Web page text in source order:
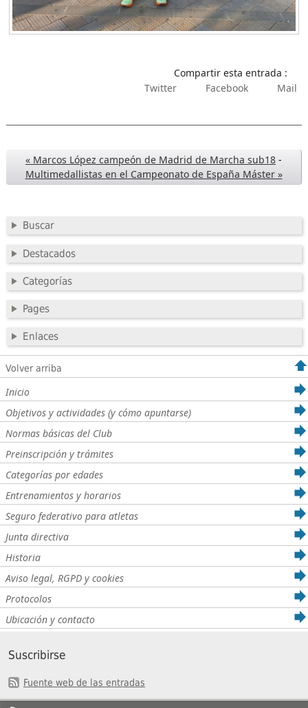
Compartir esta entrada :
Twitter
Facebook Mail
« Marcos López campeón de Madrid de Marcha sub18 -
Multimedallistas en el Campeonato de España Máster »
Buscar
Destacados
Categorías
Pages
Enlaces
Volver arriba
Inicio
Objetivos y actividades (y cómo apuntarse)
Normas básicas del Club
Preinscripción y trámites
Categorías por edades
Entrenamientos y horarios
Seguro federativo para atletas
Junta directiva
Historia
Aviso legal, RGPD y cookies
Protocolos
Ubicación y contacto
Suscribirse
Fuente web de las entradas